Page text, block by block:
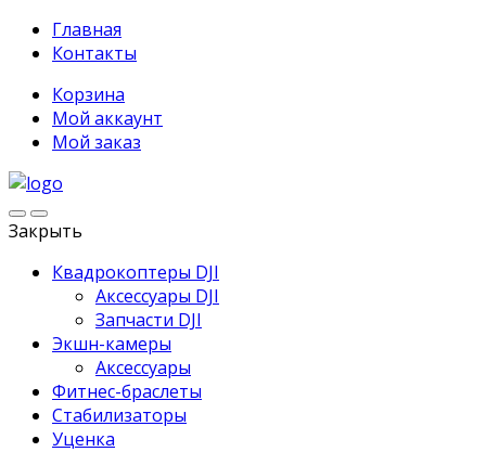
Главная
Контакты
Корзина
Мой аккаунт
Мой заказ
Закрыть
Квадрокоптеры DJI
Аксессуары DJI
Запчасти DJI
Экшн-камеры
Аксессуары
Фитнес-браслеты
Стабилизаторы
Уценка